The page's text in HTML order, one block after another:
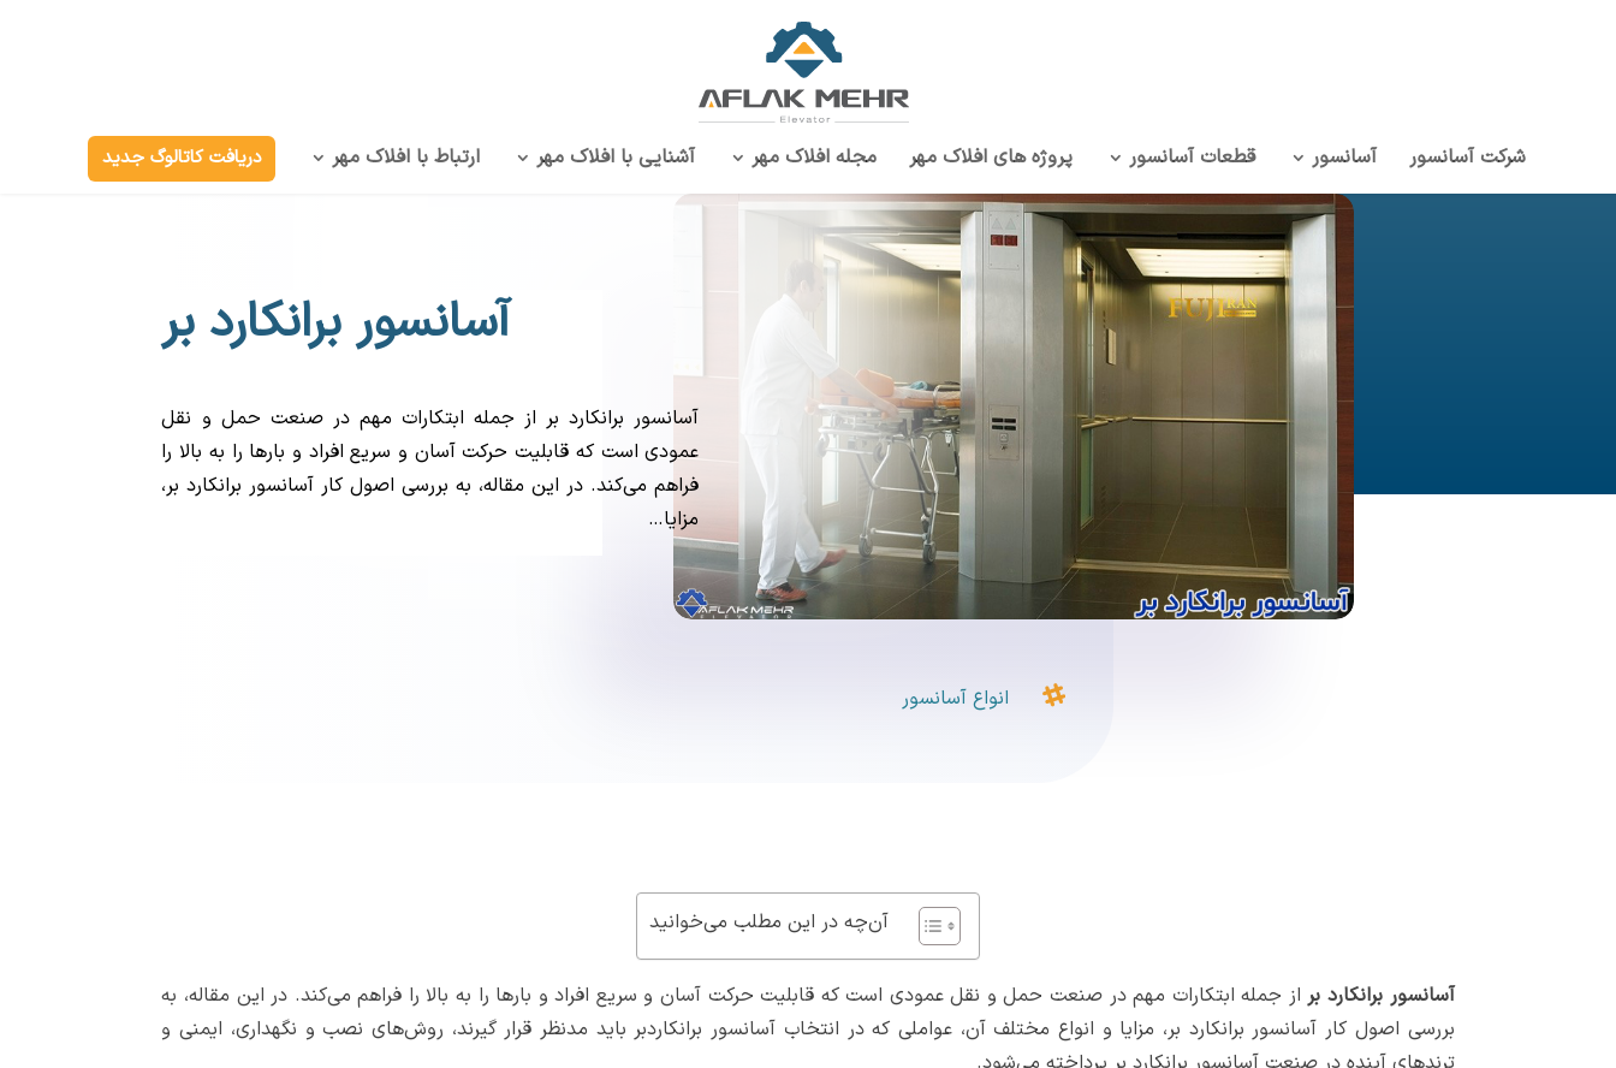
شرکت آسانسور آسانسور قطعات آسانسور پروژه‌ های افلاک مهر مجله افلاک مهر آشنایی با افلاک مهر ارتباط با افلاک مهر دریافت کاتالوگ جدید
آسانسور برانکارد بر
آسانسور برانکارد بر از جمله ابتکارات مهم در صنعت حمل و نقل
عمودی است که قابلیت حرکت آسان و سریع افراد و بارها را به بالا را
فراهم می‌کند. در این مقاله، به بررسی اصول کار آسانسور برانکارد بر،
مزایا…
 انواع آسانسور
آن‌چه در این مطلب می‌خوانید
آسانسور برانکارد بر از جمله ابتکارات مهم در صنعت حمل و نقل عمودی است که قابلیت حرکت آسان و سریع افراد و بارها را به بالا را فراهم می‌کند. در این مقاله، به
بررسی اصول کار آسانسور برانکارد بر، مزایا و انواع مختلف آن، عواملی که در انتخاب آسانسور برانکاردبر باید مدنظر قرار گیرند، روش‌های نصب و نگهداری، ایمنی و